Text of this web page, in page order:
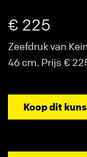
€ 225
Zeefdruk van
46 cm. Prijs €
Koop dit